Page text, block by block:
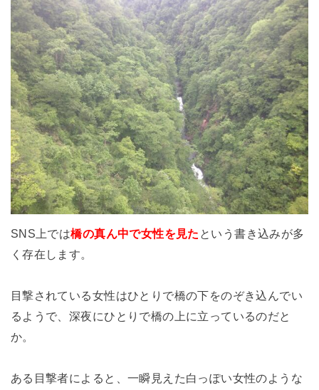
SNS上では橋の真ん中で女性を見た という書き込みが多
く存在します。
目撃されている女性はひとりで橋の下をのぞき込んでい
るようで、深夜にひとりで橋の上に立っているのだと
か。
ある目撃者によると、一瞬見えた白っぽい女性のような